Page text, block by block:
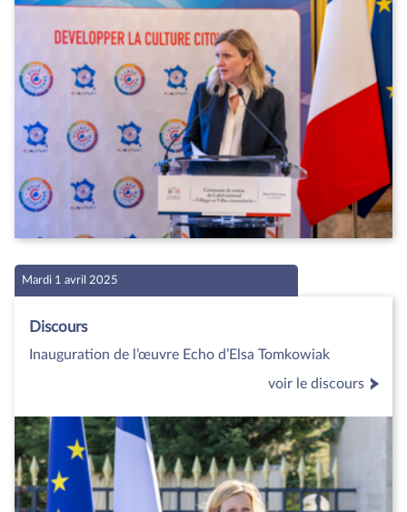
Mardi 1 avril 2025
Discours
Inauguration de l’œuvre Echo d’Elsa Tomkowiak
voir le discours